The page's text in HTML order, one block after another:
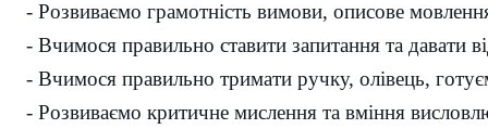
- Розвиваємо грамотність вимови, описове
- Вчимося правильно ставити запитання та давати
- Вчимося правильно тримати ручку, олівець,
- Розвиваємо критичне мислення та вміння